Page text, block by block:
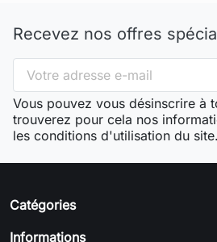
Recevez nos offres
Vous pouvez vous désinscrire à
trouverez pour cela nos
les conditions d'utilisation du site.
Catégories
Informations